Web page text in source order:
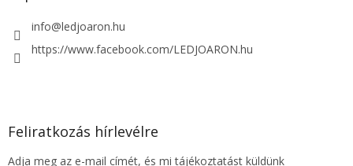
info@ledjoaron.hu
https://www.facebook.com/LEDJOARON.hu
Feliratkozás hírlevélre
Adja meg az e-mail címét, és mi tájékoztatást küldünk